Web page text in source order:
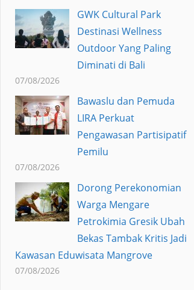
GWK Cultural Park
Destinasi Wellness
Outdoor Yang Paling
Diminati di Bali
07/08/2026
Bawaslu dan Pemuda
LIRA Perkuat
Pengawasan Partisipatif
Pemilu
07/08/2026
Dorong Perekonomian
Warga Mengare
Petrokimia Gresik Ubah
Bekas Tambak Kritis Jadi
Kawasan Eduwisata Mangrove
07/08/2026